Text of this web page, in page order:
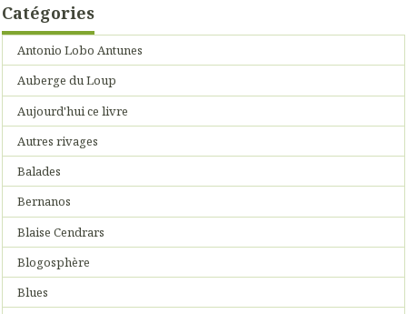
Catégories
Antonio Lobo Antunes
Auberge du Loup
Aujourd'hui ce livre
Autres rivages
Balades
Bernanos
Blaise Cendrars
Blogosphère
Blues